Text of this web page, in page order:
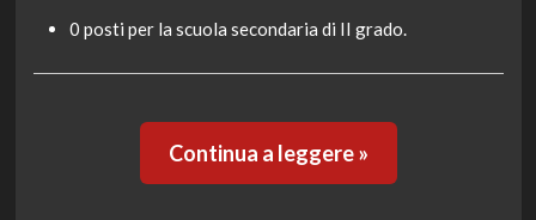
0 posti per la scuola secondaria di II grado.
Continua a leggere »